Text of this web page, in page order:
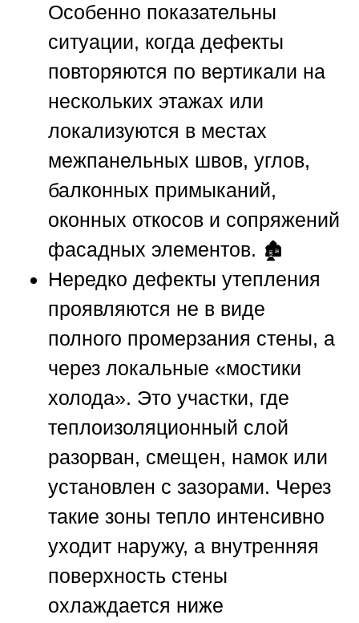
Особенно показательны
ситуации, когда дефекты
повторяются по вертикали на
нескольких этажах или
локализуются в местах
межпанельных швов, углов,
балконных примыканий,
оконных откосов и сопряжений
фасадных элементов. 🏚️
Нередко дефекты утепления
проявляются не в виде
полного промерзания стены, а
через локальные «мостики
холода». Это участки, где
теплоизоляционный слой
разорван, смещен, намок или
установлен с зазорами. Через
такие зоны тепло интенсивно
уходит наружу, а внутренняя
поверхность стены
охлаждается ниже